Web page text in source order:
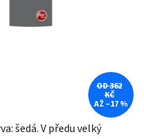
šedá. V předu velký
OD 362
KČ
AŽ –17 %